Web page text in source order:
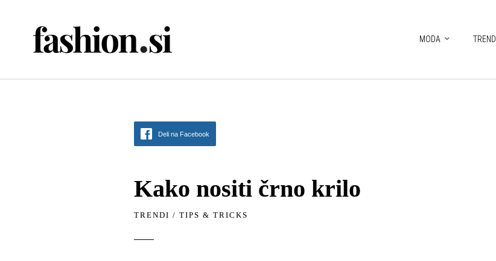
MODA TRENDI
Deli na Facebook
Kako nositi črno krilo
TRENDI / TIPS & TRICKS